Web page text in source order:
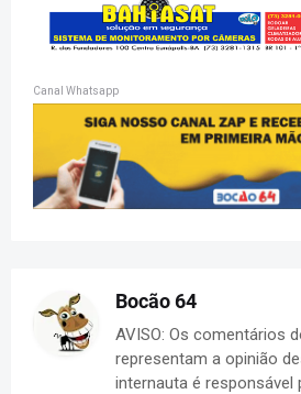
Canal Whatsapp
Bocão 64
AVISO: Os comentários
representam a opinião
internauta é responsável